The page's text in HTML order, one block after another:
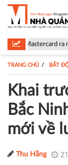
ra mắt giải pháp
TRANG CHỦ BẤT
Khai
Bắc
mới về
Thu Hằng